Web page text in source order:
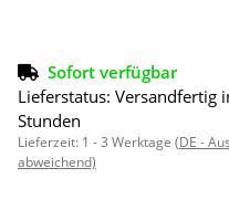
Sofort verfügbar
Lieferstatus: Versandfertig
Stunden
Lieferzeit: 1 - 3 Werktage (DE -
abweichend)